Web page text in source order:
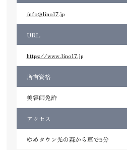
info@lino17.jp
URL
https://www.lino17.jp
所有資格
美容師免許
アクセス
ゆめタウン光の森から車で5分